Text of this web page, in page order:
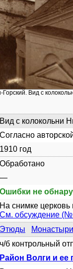
Вид с
Вид с колокольни
Согласно
1910 год
Обработано
—
Ошибки не
На снимке церковь
См. обсуждение
Этюды Монастыри
ч/б контрольный
Район Волги и ее